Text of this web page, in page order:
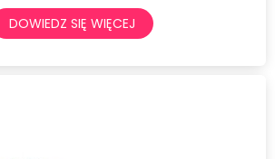
DOWIEDZ SIĘ WIĘCEJ